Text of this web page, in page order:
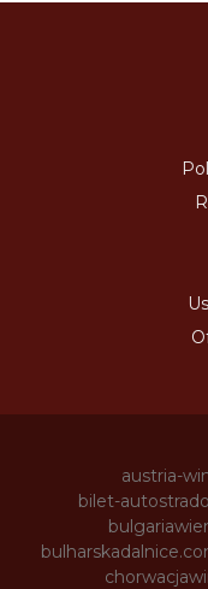
austria-
bilet-